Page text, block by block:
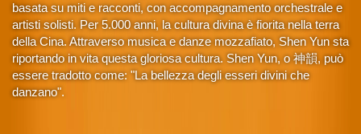
basata su miti e racconti, con accompagnamento orchestrale e
artisti solisti. Per 5.000 anni, la cultura divina è fiorita nella terra
della Cina. Attraverso musica e danze mozzafiato, Shen Yun sta
riportando in vita questa gloriosa cultura. Shen Yun, o 神韻, può
essere tradotto come: "La bellezza degli esseri divini che
danzano".